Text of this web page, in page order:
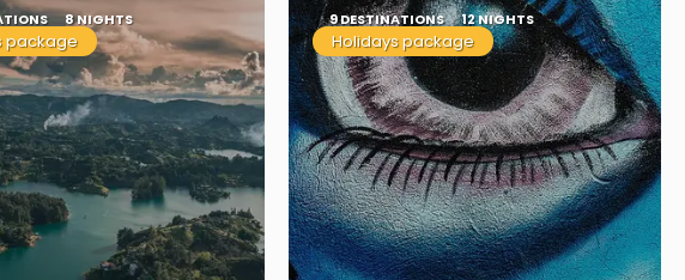
8 NIGHTS
package
9 DESTINATIONS 12 NIGHTS
Holidays package